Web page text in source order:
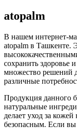
atopalm
В нашем интернет-
atopalm в Ташкенте.
сохранить здоровье
множество решений
различные
Продукция данного
натуральные
делает уход за
безопасным. Если вы